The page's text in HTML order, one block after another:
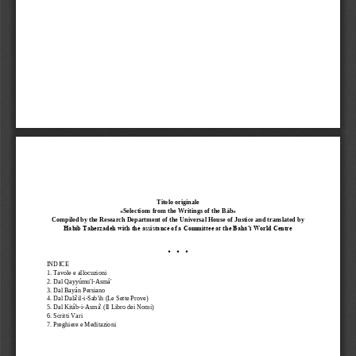
Titolo originale
«Selections from the Writings of the Báb»
Compiled by the Research Department of the Universal House of Justice and translated by
Habib Taherzadeh with the assistance of a Committee at the Bahá’í World Centre
•
•    •
INDICE
1. Tavole e allocuzioni
2. Dal Qayyúmu'l-Asmá'
3. Dal Bayán Persiano
4. Dal Dalá'il-i-Sab'ih (Le Sette Prove)
5. Dal Kitáb-i-Asmá' (Il Libro dei Nomi)
6. Scritti Vari
7. Preghiere e Meditazioni